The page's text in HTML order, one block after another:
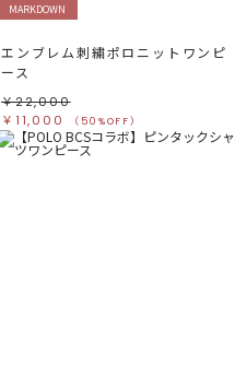
MARKDOWN
エンブレム刺繍ポロニットワンピ
ース
￥22,000
￥11,000
（50%OFF）